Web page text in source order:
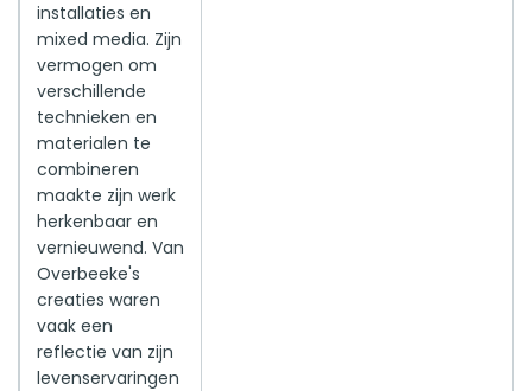
installaties en
mixed media. Zijn
vermogen om
verschillende
technieken en
materialen te
combineren
maakte zijn werk
herkenbaar en
vernieuwend. Van
Overbeeke's
creaties waren
vaak een
reflectie van zijn
levenservaringen